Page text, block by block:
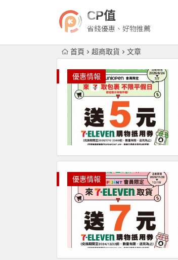
CP值
省錢優惠、好物推薦
首頁 超商取貨 文章
優惠情報
優惠情報